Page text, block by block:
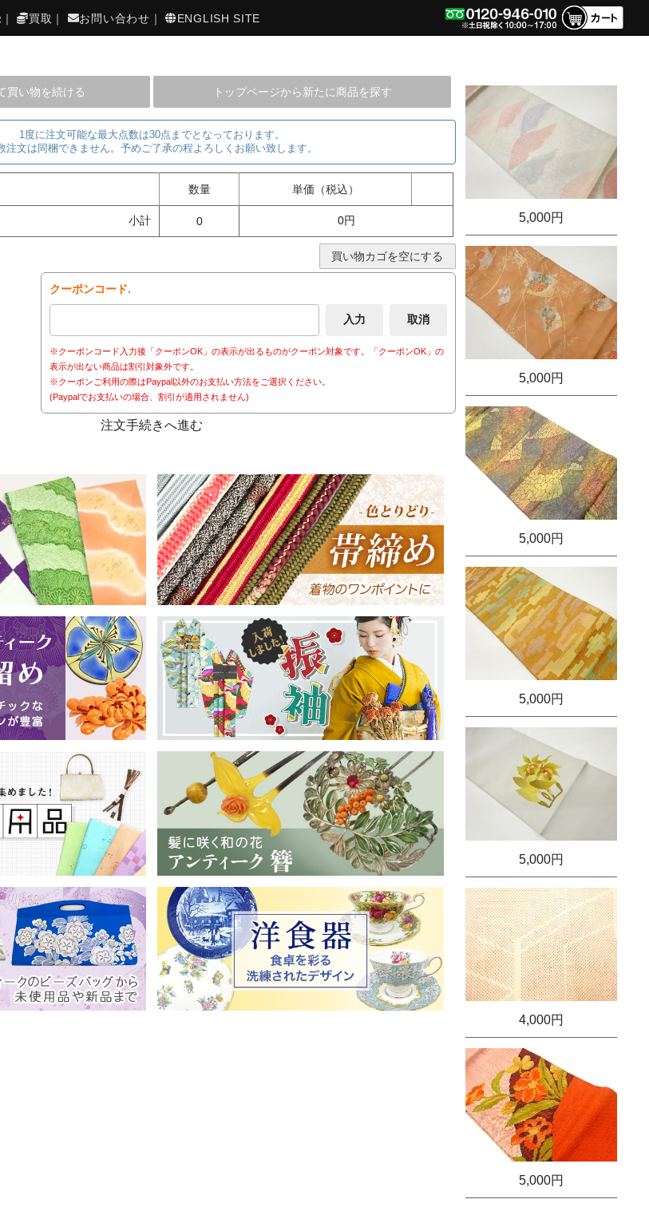
｜ 買取 ｜ お問い合わせ ｜ ENGLISH SITE
買い物を続ける トップページから新たに商品を探す
1度に注文可能な最大点数は30点までとなっております。
注文は同梱できません。予めご了承の程よろしくお願い致します。
数量 単価（税込）
小計 0 0円
買い物カゴを空にする
クーポンコード.
※クーポンコード入力後「クーポンOK」の表示が出るものがクーポン対象です。「クーポンOK」の
表示が出ない商品は割引対象外です。
※クーポンご利用の際はPaypal以外のお支払い方法をご選択ください。
(Paypalでお支払いの場合、割引が適用されません)
注文手続きへ進む
5,000円
5,000円
5,000円
5,000円
5,000円
4,000円
5,000円